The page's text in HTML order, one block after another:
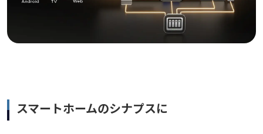
スマートホームのシナプスに